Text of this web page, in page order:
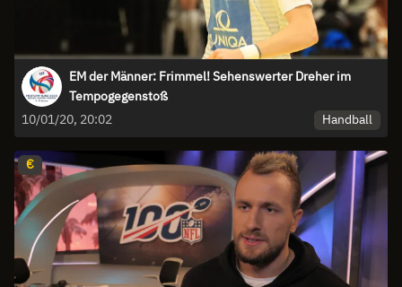
EM der Männer: Frimmel! Sehenswerter Dreher im
Tempogegenstoß
10/01/20, 20:02
Handball
€